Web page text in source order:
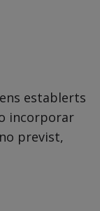
establerts
incorporar
previst,